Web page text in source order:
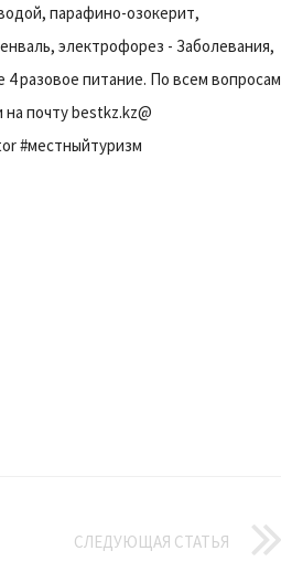
парафино-озокерит,
электрофорез - Заболевания,
4 разовое питание. По всем вопросам
на почту bestkz.kz@
#местныйтуризм
СЛЕДУЮЩАЯ СТАТЬЯ